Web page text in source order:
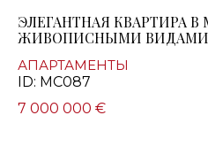
ЭЛЕГАНТНАЯ КВАРТИРА В
ЖИВОПИСНЫМИ ВИДАМИ
АПАРТАМЕНТЫ
ID: MC087
7 000 000 €